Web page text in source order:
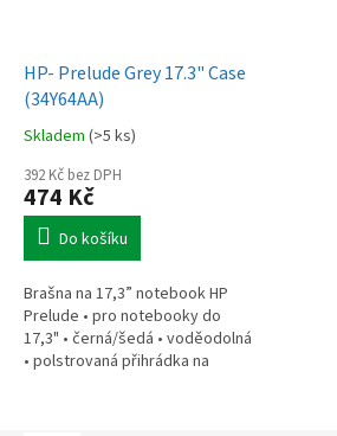
HP- Prelude Grey 17.3" Case
(34Y64AA)
Skladem (>5 ks)
392 Kč bez DPH
474 Kč
Do košíku
Brašna na 17,3” notebook HP
Prelude • pro notebooky do
17,3" • černá/šedá • voděodolná
• polstrovaná přihrádka na